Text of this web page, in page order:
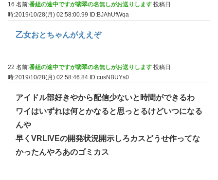
16 名前:番組の途中ですが翡翠の名無しがお送りします 投稿日
時:2019/10/28(月) 02:58:00.99
ID:BJAhUfWqa
乙女おとちゃんがええぞ
22 名前:番組の途中ですが翡翠の名無しがお送りします 投稿日
時:2019/10/28(月) 02:58:46.84 ID:cusNBUYs0
アイドル部好きやから配信少ないと時間ができるわ
ワイはいずれは何とかなると思っとるけどいつになる
んや
早くVRLIVEの開発状況開示しろカスどうせ作ってな
かったんやろあのゴミカス